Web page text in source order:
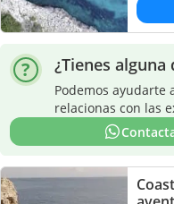
¿Tienes alguna
Podemos ayudarte
relacionas con las